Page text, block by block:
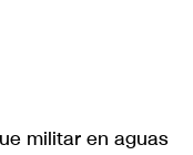
militar en aguas